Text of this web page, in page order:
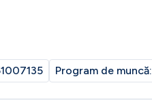
Program de muncă: